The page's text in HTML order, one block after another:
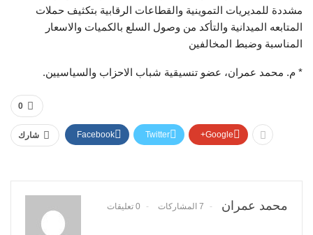
مشددة للمديريات التموينية والقطاعات الرقابية بتكثيف حملات
المتابعه الميدانية والتأكد من وصول السلع بالكميات والاسعار
المناسبة وضبط المخالفين
* م. محمد عمران، عضو تنسيقية شباب الاحزاب والسياسيين.
0
شارك Facebook Twitter Google+
محمد عمران 7 المشاركات 0 تعليقات